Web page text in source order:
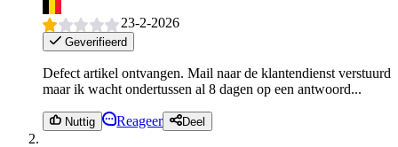
23-2-2026
Geverifieerd
Defect artikel ontvangen. Mail naar de klantendienst verstuurd
maar ik wacht ondertussen al 8 dagen op een antwoord...
Nuttig Reageer Deel